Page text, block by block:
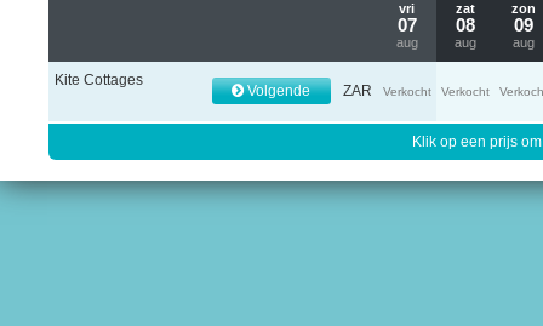
vri
07
aug
zat
08
aug
zon
09
aug
Kite Cottages
Volgende ZAR Verkocht Verkocht
Klik op een prijs